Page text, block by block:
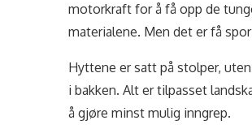
motorkraft for å få opp de
materialene. Men det er få spor
Hyttene er satt på stolper,
i bakken. Alt er tilpasset
å gjøre minst mulig inngrep.